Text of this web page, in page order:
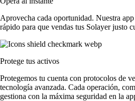
Aprovecha cada oportunidad. Nuestra
rápido para que vendas tus Solayer justo
Protege tus activos
Protegemos tu cuenta con protocolos de
tecnología avanzada. Cada operación,
gestiona con la máxima seguridad en la